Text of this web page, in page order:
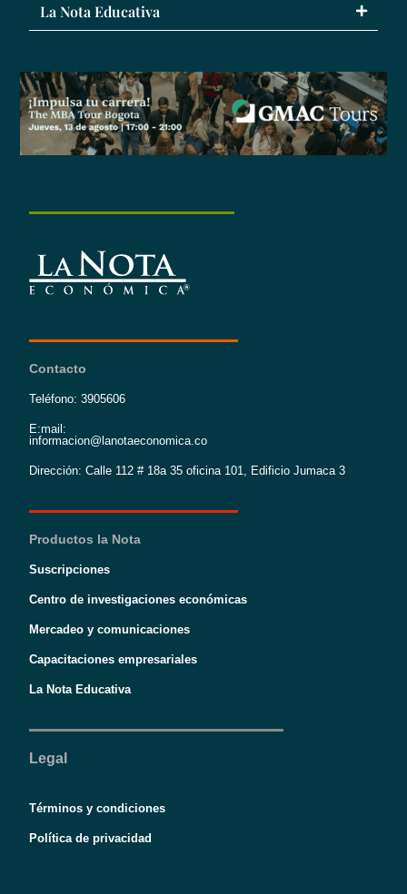
La Nota Educativa
Contacto
Teléfono: 3905606
E:mail:
informacion@lanotaeconomica.co
Dirección: Calle 112 # 18a 35 oficina 101, Edificio Jumaca 3
Productos la Nota
Suscripciones
Centro de investigaciones económicas
Mercadeo y comunicaciones
Capacitaciones empresariales
La Nota Educativa
Legal
Términos y condiciones
Política de privacidad